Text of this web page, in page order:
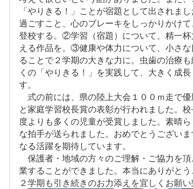
「やりきる！」ことが宿題として出されま
過ごすこと、心のブレーキをしっかりかけ
登校する。②学習（宿題）について、精一
える作品を。③健康や体力について、小さ
ることで２学期の大きな力に。虫歯の治療
くの「やりきる！」を実践して、大きく成
す。
式の前には、県の陸上大会１００ｍ走で
と家庭学習校長賞の表彰が行われました。
度よりも多くの児童が受賞しました。素晴
な拍手が送られました。おめでとうござい
なる活躍を期待しています。
保護者・地域の方々のご理解・ご協力を
業することができました。本当にありがとう
２学期も引き続きのお力添えを宜しくお願い